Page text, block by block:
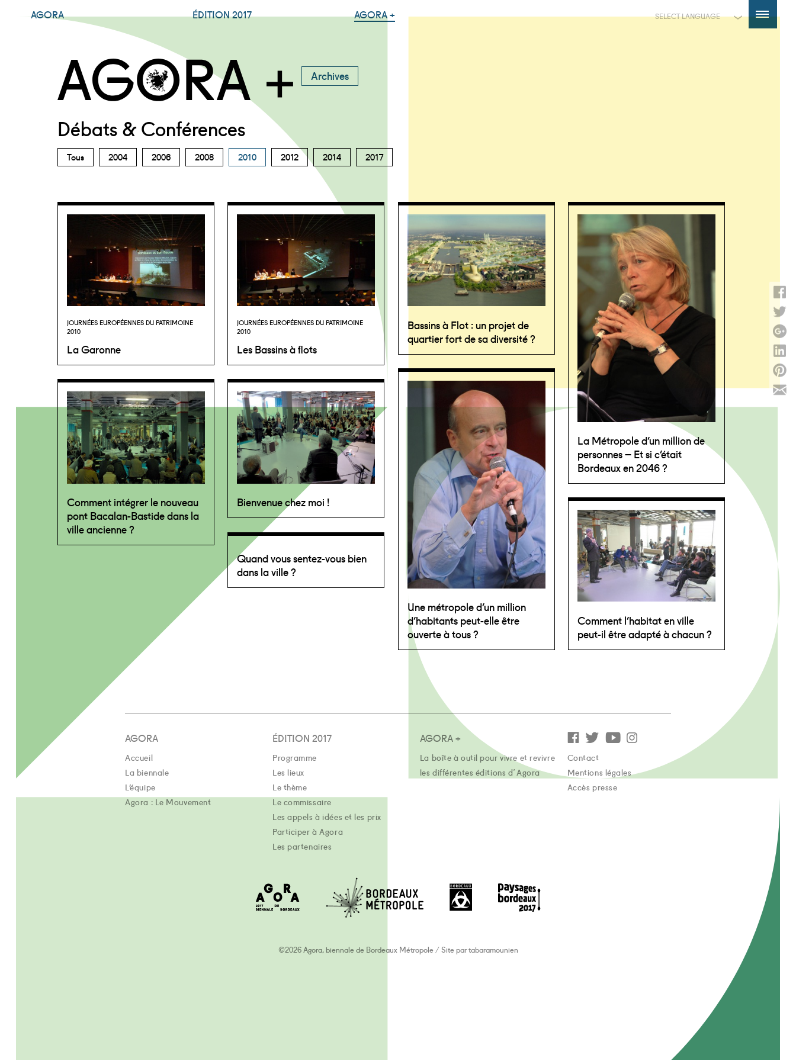
AGORA ÉDITION 2017 AGORA +
Agora +
Archives
Débats & Conférences
Tous 2004 2006 2008 2010 2012 2014 2017
JOURNÉES EUROPÉENNES DU PATRIMOINE
2010
La Garonne
JOURNÉES EUROPÉENNES DU PATRIMOINE
2010
Les Bassins à flots
Bassins à Flot : un projet de
quartier fort de sa diversité ?
La Métropole d’un million de
personnes – Et si c’était
Bordeaux en 2046 ?
Une métropole d’un million
d’habitants peut-elle être
ouverte à tous ?
Comment intégrer le nouveau
pont Bacalan-Bastide dans la
ville ancienne ?
Bienvenue chez moi !
Comment l’habitat en ville
peut-il être adapté à chacun ?
Quand vous sentez-vous bien
dans la ville ?
AGORA
Accueil
La biennale
L’équipe
Agora : Le Mouvement
ÉDITION 2017
Programme
Les lieux
Le thème
Le commissaire
Les appels à idées et les prix
Participer à Agora
Les partenaires
AGORA +
La boîte à outil pour vivre et revivre
les différentes éditions d'Agora
Contact
Mentions légales
Accès presse
©2026 Agora, biennale de Bordeaux Métropole /Site partabaramounien